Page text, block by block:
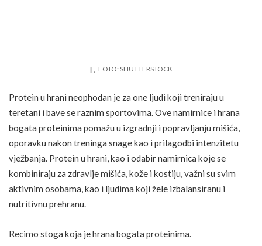
FOTO: SHUTTERSTOCK
Protein u hrani neophodan je za one ljudi koji treniraju u
teretani i bave se raznim sportovima. Ove namirnice i hrana
bogata proteinima pomažu u izgradnji i popravljanju mišića,
oporavku nakon treninga snage kao i prilagodbi intenzitetu
vježbanja. Protein u hrani, kao i odabir namirnica koje se
kombiniraju za zdravlje mišića, kože i kostiju, važni su svim
aktivnim osobama, kao i ljudima koji žele izbalansiranu i
nutritivnu prehranu.
Recimo stoga koja je hrana bogata proteinima.